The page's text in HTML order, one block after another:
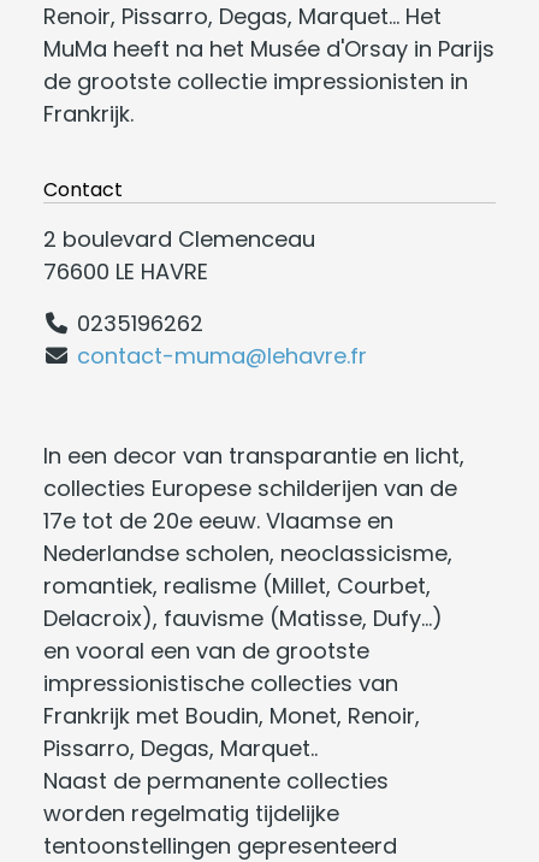
Renoir, Pissarro, Degas, Marquet... Het
MuMa heeft na het Musée d'Orsay in Parijs
de grootste collectie impressionisten in
Frankrijk.
Contact
2 boulevard Clemenceau
76600 LE HAVRE
0235196262
contact-muma@lehavre.fr
In een decor van transparantie en licht,
collecties Europese schilderijen van de
17e tot de 20e eeuw. Vlaamse en
Nederlandse scholen, neoclassicisme,
romantiek, realisme (Millet, Courbet,
Delacroix), fauvisme (Matisse, Dufy...)
en vooral een van de grootste
impressionistische collecties van
Frankrijk met Boudin, Monet, Renoir,
Pissarro, Degas, Marquet..
Naast de permanente collecties
worden regelmatig tijdelijke
tentoonstellingen gepresenteerd